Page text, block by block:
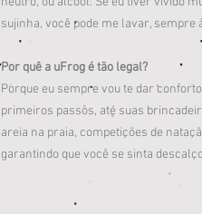
sujinha, você pode me lavar, sempre
Por quê a uFrog é tão legal?
Porque eu sempre vou te dar
primeiros passos, até suas
areia na praia, competições de
garantindo que você se sinta